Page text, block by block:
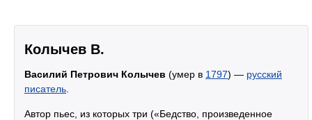
Колычев В.
Василий Петрович Колычев (умер в 1797) — русский
писатель
Автор пьес, из которых три («Бедство, произведенное